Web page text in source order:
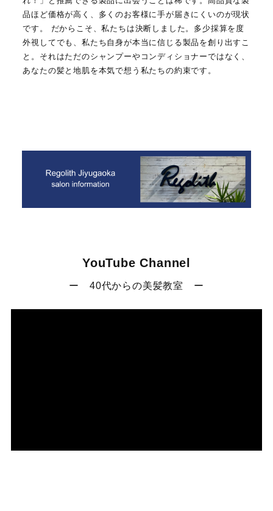
品ほど価格が高く、多くのお客様に手が届きにくいのが現状
です。 だからこそ、私たちは決断しました。多少採算を度
外視してでも、私たち自身が本当に信じる製品を創り出すこ
と。それはただのシャンプーやコンディショナーではなく、
あなたの髪と地肌を本気で想う私たちの約束です。
YouTube Channel
ー 40代からの美髪教室 ー